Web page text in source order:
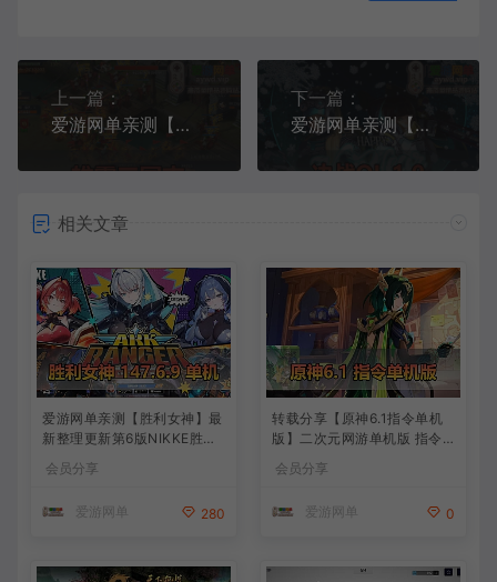
上一篇：
爱游网单亲测【雄霸三国志】单机策略手游带GM后台 模拟器手游 支持自配家庭局域网 虚拟机一键端亲测视频教学+Linux手工服务端文本教学
下一篇：
爱游网单亲测【决战ol】1.0怀旧版 内辅 GM命令刷物品道具 网游单机商业底端改虚拟机一键端视频按照教学+win手工外网端
相关文章
爱游网单亲测【胜利女神】最
新整理更新第6版NIKKE胜利
版本官服GM可无限抽卡全剧
学
会员分享
爱游网单 280
转载分享【原神6.1指令单机
版】二次元网游单机版 指令
背包 抽卡 商店 MOD 未亲测
会员分享
爱游网单 0